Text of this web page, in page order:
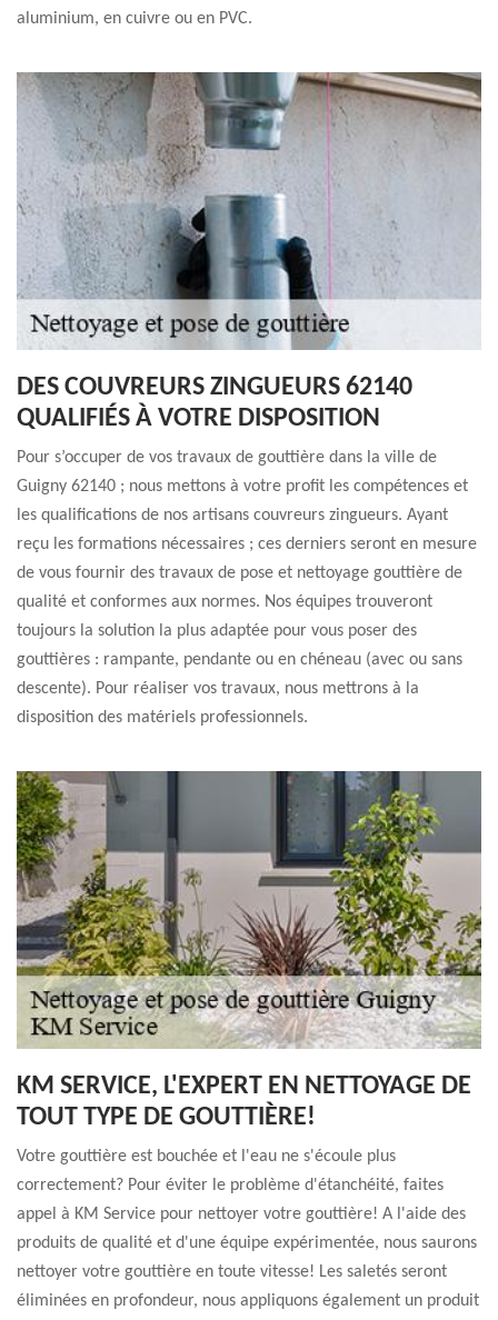
aluminium, en cuivre ou en PVC.
DES COUVREURS ZINGUEURS 62140
QUALIFIÉS À VOTRE DISPOSITION
Pour s’occuper de vos travaux de gouttière dans la ville de
Guigny 62140 ; nous mettons à votre profit les compétences et
les qualifications de nos artisans couvreurs zingueurs. Ayant
reçu les formations nécessaires ; ces derniers seront en mesure
de vous fournir des travaux de pose et nettoyage gouttière de
qualité et conformes aux normes. Nos équipes trouveront
toujours la solution la plus adaptée pour vous poser des
gouttières : rampante, pendante ou en chéneau (avec ou sans
descente). Pour réaliser vos travaux, nous mettrons à la
disposition des matériels professionnels.
KM SERVICE, L'EXPERT EN NETTOYAGE DE
TOUT TYPE DE GOUTTIÈRE!
Votre gouttière est bouchée et l'eau ne s'écoule plus
correctement? Pour éviter le problème d'étanchéité, faites
appel à KM Service pour nettoyer votre gouttière! A l'aide des
produits de qualité et d'une équipe expérimentée, nous saurons
nettoyer votre gouttière en toute vitesse! Les saletés seront
éliminées en profondeur, nous appliquons également un produit